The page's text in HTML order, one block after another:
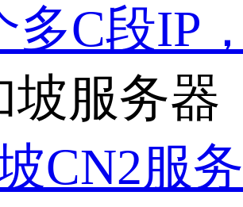
多C段IP
坡服务器
CN2服